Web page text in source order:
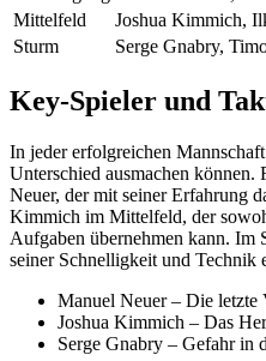
Mittelfeld
Joshua Kimmich,
Sturm
Serge Gnabry,
Key-Spieler und
In jeder erfolgreichen
Unterschied ausmachen
Neuer, der mit seiner Erfahrung
Kimmich im Mittelfeld, der
Aufgaben übernehmen kann. Im
seiner Schnelligkeit und Technik
Manuel Neuer – Die letzte
Joshua Kimmich – Das
Serge Gnabry – Gefahr in